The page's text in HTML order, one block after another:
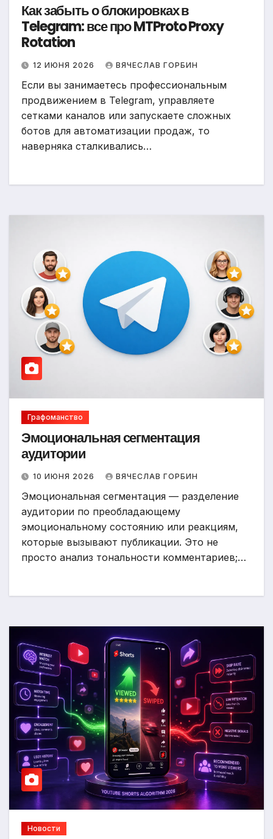
Как забыть о блокировках в
Telegram: все про MTProto Proxy
Rotation
12 ИЮНЯ 2026 ВЯЧЕСЛАВ ГОРБИН
Если вы занимаетесь профессиональным
продвижением в Telegram, управляете
сетками каналов или запускаете сложных
ботов для автоматизации продаж, то
наверняка сталкивались…
Графоманство
Эмоциональная сегментация
аудитории
10 ИЮНЯ 2026 ВЯЧЕСЛАВ ГОРБИН
Эмоциональная сегментация — разделение
аудитории по преобладающему
эмоциональному состоянию или реакциям,
которые вызывают публикации. Это не
просто анализ тональности комментариев;…
Новости